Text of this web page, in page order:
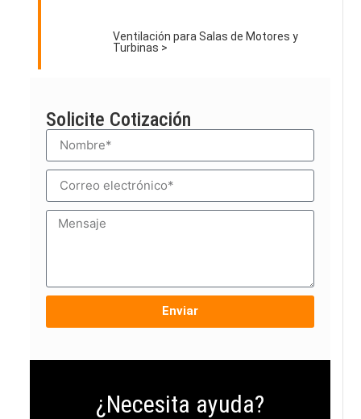
Ventilación para Salas de Motores y
Turbinas >
Solicite Cotización
Enviar
¿Necesita ayuda?